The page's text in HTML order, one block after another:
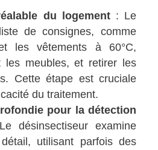
du logement: Le
de consignes, comme
les vêtements à 60°C,
les meubles, et retirer les
Cette étape est cruciale
du traitement.
pour la détection
désinsectiseur examine
utilisant parfois des